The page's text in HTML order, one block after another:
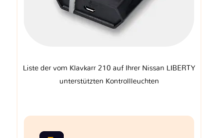
Liste der vom Klavkarr 210 auf Ihrer Nissan LIBERTY
unterstützten Kontrollleuchten